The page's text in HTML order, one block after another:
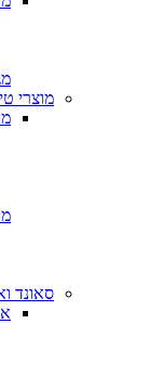
מוצרי
סאונד